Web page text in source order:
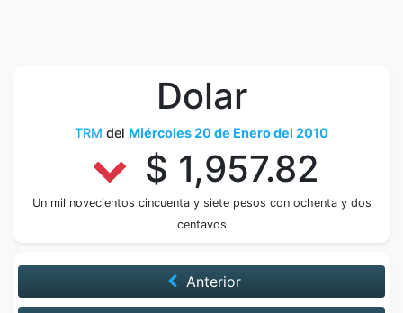
Dolar
TRM del Miércoles 20 de Enero del 2010
$ 1,957.82
Un mil novecientos cincuenta y siete pesos con ochenta y dos
centavos
Anterior